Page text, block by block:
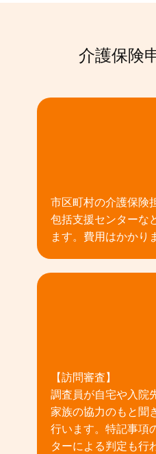
介護保険
市区町村の介護保険
包括支援センターな
ます。費用はかかり
【訪問審査】
調査員が自宅や入院
家族の協力のもと聞
行います。特記事項
ターによる判定も行